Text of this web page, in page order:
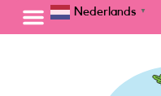
Nederlands ▼